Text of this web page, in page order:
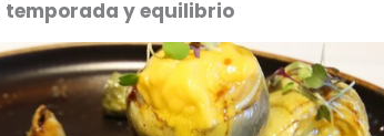
temporada y equilibrio